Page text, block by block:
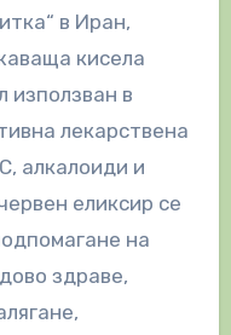
в Иран,
кисела
използван в
лекарствена
алкалоиди и
еликсир се
на
здраве,